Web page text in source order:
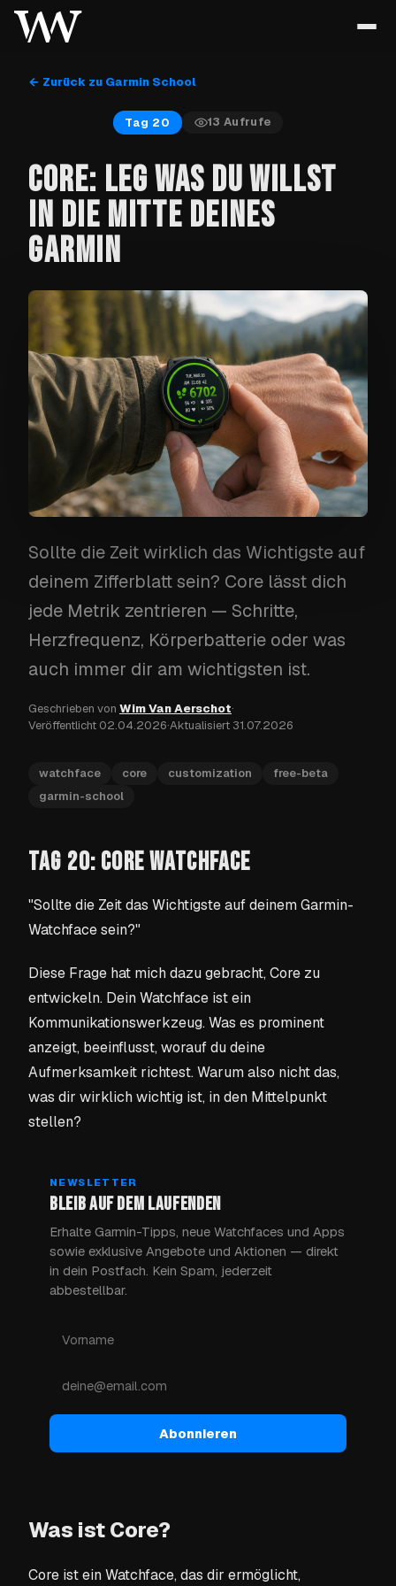
← Zurück zu Garmin School
Tag 20 13 Aufrufe
CORE: LEG WAS DU WILLST
IN DIE MITTE DEINES
GARMIN
Sollte die Zeit wirklich das Wichtigste auf
deinem Zifferblatt sein? Core lässt dich
jede Metrik zentrieren — Schritte,
Herzfrequenz, Körperbatterie oder was
auch immer dir am wichtigsten ist.
Geschrieben von Wim Van Aerschot·
Veröffentlicht 02.04.2026·Aktualisiert 31.07.2026
watchface core customization
free-beta
garmin-school
TAG 20: CORE WATCHFACE
"Sollte die Zeit das Wichtigste auf deinem Garmin-
Watchface sein?"
Diese Frage hat mich dazu gebracht, Core zu
entwickeln. Dein Watchface ist ein
Kommunikationswerkzeug. Was es prominent
anzeigt, beeinflusst, worauf du deine
Aufmerksamkeit richtest. Warum also nicht das,
was dir wirklich wichtig ist, in den Mittelpunkt
stellen?
NEWSLETTER
BLEIB AUF DEM LAUFENDEN
Erhalte Garmin-Tipps, neue Watchfaces und Apps
sowie exklusive Angebote und Aktionen — direkt
in dein Postfach. Kein Spam, jederzeit
abbestellbar.
Abonnieren
Was ist Core?
Core ist ein Watchface, das dir ermöglicht,